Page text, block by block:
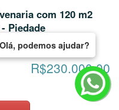
com 120 m2
Piedade
R$230.000,00
Olá, podemos ajudar?